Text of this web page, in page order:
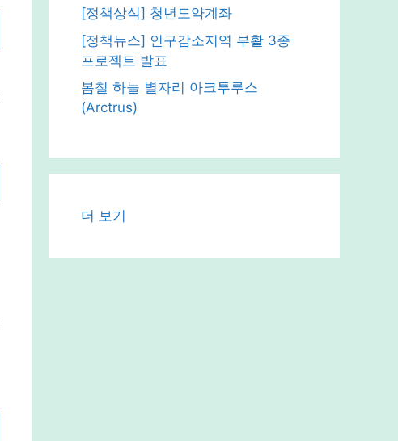
[정책상식] 청년도약계좌
[정책뉴스] 인구감소지역 부활 3종
프로젝트 발표
봄철 하늘 별자리 아크투루스
(Arctrus)
더 보기
도